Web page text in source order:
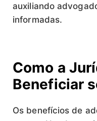
auxiliando
informadas.
Como a
Beneficiar
Os benefícios de